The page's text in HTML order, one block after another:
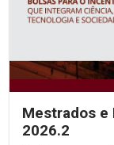
Mestrados e
2026.2